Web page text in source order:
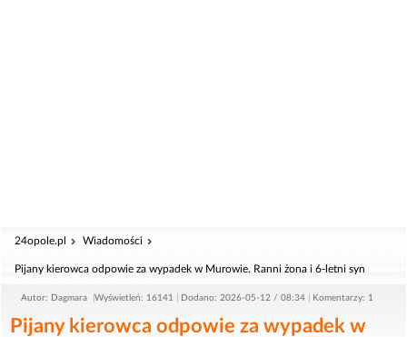
24opole.pl Wiadomości
Pijany kierowca odpowie za wypadek w Murowie. Ranni żona i 6-letni syn
Autor: Dagmara Wyświetleń: 16141 Dodano: 2026-05-12 / 08:34 Komentarzy: 1
Pijany kierowca odpowie za wypadek w